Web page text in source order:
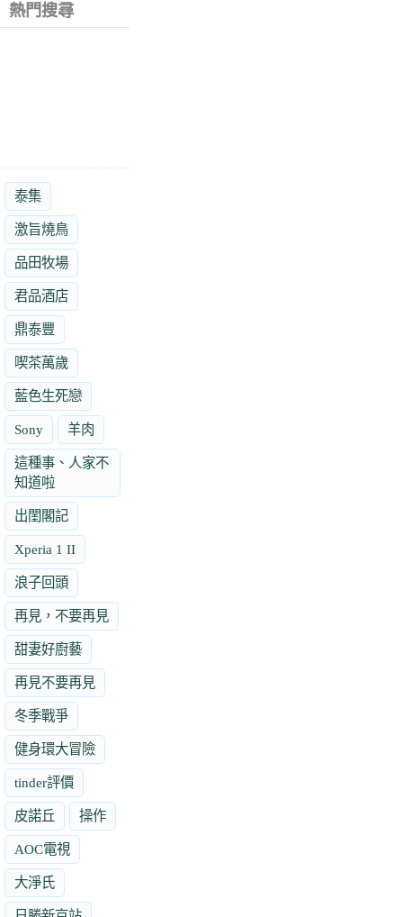
熱門搜尋
泰集
激旨燒鳥
品田牧場
君品酒店
鼎泰豐
喫茶萬歲
藍色生死戀
Sony 羊肉
這種事、人家不
知道啦
出閨閣記
Xperia 1 II
浪子回頭
再見，不要再見
甜妻好廚藝
再見不要再見
冬季戰爭
健身環大冒險
tinder評價
皮諾丘 操作
AOC電視
大淨氏